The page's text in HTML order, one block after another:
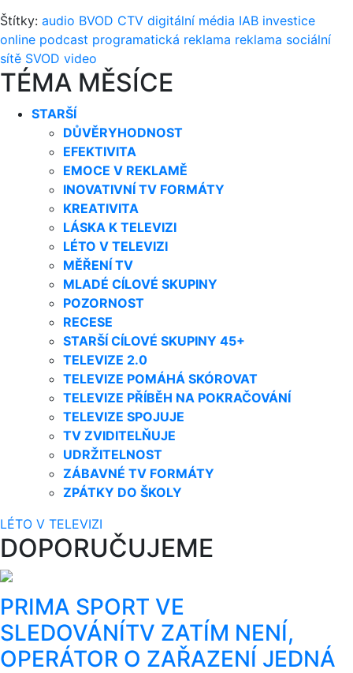
Štítky: audio BVOD CTV digitální média IAB investice
online podcast programatická reklama reklama sociální
sítě SVOD video
TÉMA MĚSÍCE
STARŠÍ
DŮVĚRYHODNOST
EFEKTIVITA
EMOCE V REKLAMĚ
INOVATIVNÍ TV FORMÁTY
KREATIVITA
LÁSKA K TELEVIZI
LÉTO V TELEVIZI
MĚŘENÍ TV
MLADÉ CÍLOVÉ SKUPINY
POZORNOST
RECESE
STARŠÍ CÍLOVÉ SKUPINY 45+
TELEVIZE 2.0
TELEVIZE POMÁHÁ SKÓROVAT
TELEVIZE PŘÍBĚH NA POKRAČOVÁNÍ
TELEVIZE SPOJUJE
TV ZVIDITELŇUJE
UDRŽITELNOST
ZÁBAVNÉ TV FORMÁTY
ZPÁTKY DO ŠKOLY
LÉTO V TELEVIZI
DOPORUČUJEME
PRIMA SPORT VE
SLEDOVÁNÍTV ZATÍM NENÍ,
OPERÁTOR O ZAŘAZENÍ JEDNÁ